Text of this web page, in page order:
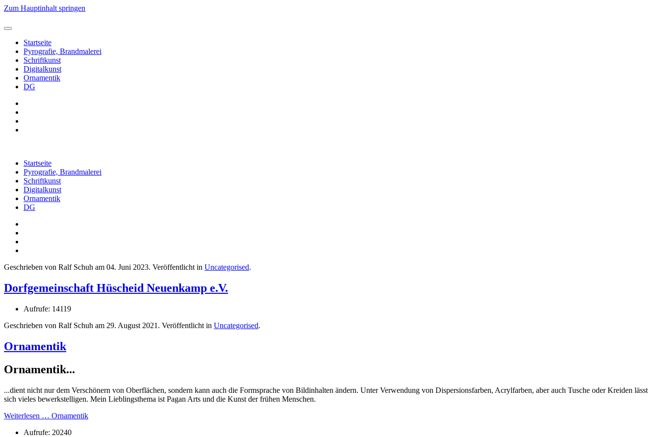
Zum Hauptinhalt springen
Startseite
Pyrografie, Brandmalerei
Schriftkunst
Digitalkunst
Ornamentik
DG
Startseite
Pyrografie, Brandmalerei
Schriftkunst
Digitalkunst
Ornamentik
DG
Geschrieben von Ralf Schuh am 04. Juni 2023. Veröffentlicht in Uncategorised.
Dorfgemeinschaft Hüscheid Neuenkamp e.V.
Aufrufe: 14119
Geschrieben von Ralf Schuh am 29. August 2021 . Veröffentlicht in Uncategorised.
Ornamentik
Ornamentik...
...dient nicht nur dem Verschönern von Oberflächen, sondern kann auch die Formsprache von Bildinhalten ändern. Unter Verwendung von Dispersionsfarben, Acrylfarben, aber auch Tusche oder Kreiden lässt
sich vieles bewerkstelligen. Mein Lieblingsthema ist Pagan Arts und die Kunst der frühen Menschen.
Weiterlesen … Ornamentik
Aufrufe: 20240